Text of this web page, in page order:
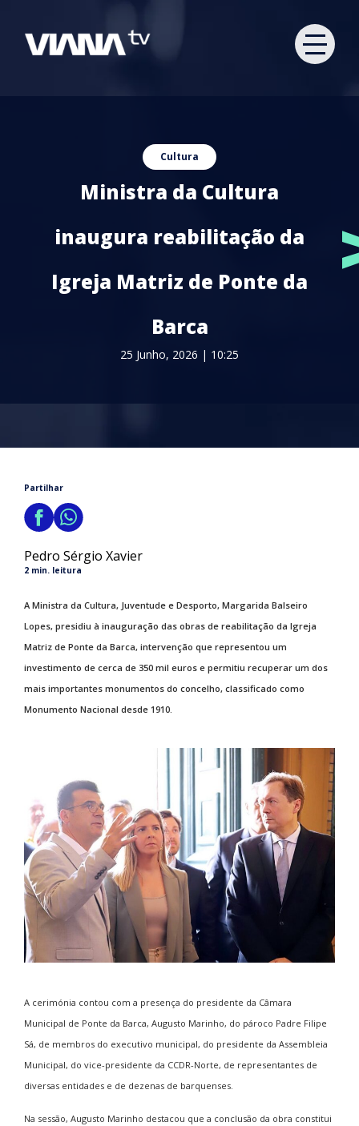
Cultura
Ministra da Cultura
inaugura reabilitação da
Igreja Matriz de Ponte da
Barca
25 Junho, 2026 | 10:25
Partilhar
Pedro Sérgio Xavier
2 min. leitura
A Ministra da Cultura, Juventude e Desporto, Margarida Balseiro
Lopes, presidiu à inauguração das obras de reabilitação da Igreja
Matriz de Ponte da Barca, intervenção que representou um
investimento de cerca de 350 mil euros e permitiu recuperar um dos
mais importantes monumentos do concelho, classificado como
Monumento Nacional desde 1910.
A cerimónia contou com a presença do presidente da Câmara
Municipal de Ponte da Barca, Augusto Marinho, do pároco Padre Filipe
Sá, de membros do executivo municipal, do presidente da Assembleia
Municipal, do vice-presidente da CCDR-Norte, de representantes de
diversas entidades e de dezenas de barquenses.
Na sessão, Augusto Marinho destacou que a conclusão da obra constitui